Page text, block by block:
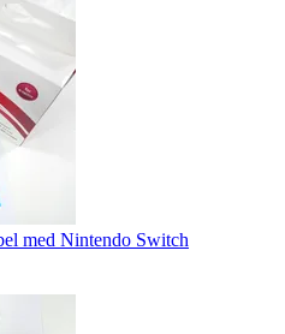
med Nintendo Switch